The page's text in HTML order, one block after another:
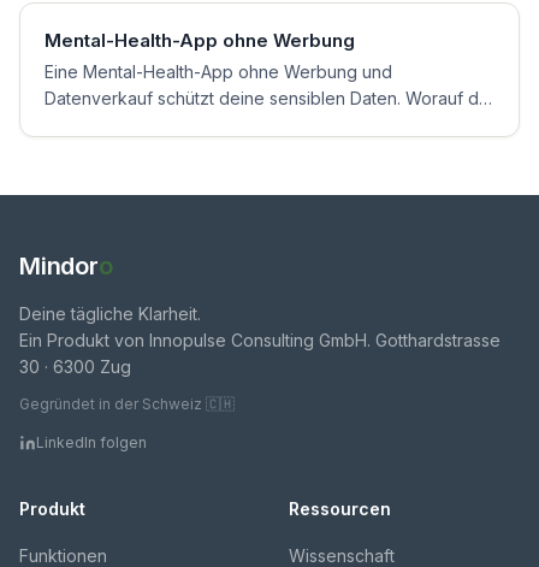
Mental-Health-App ohne Werbung
Eine Mental-Health-App ohne Werbung und
Datenverkauf schützt deine sensiblen Daten. Worauf du
Mindoro
Deine tägliche Klarheit.
Ein Produkt von Innopulse Consulting GmbH. Gotthardstrasse
30 · 6300 Zug
Gegründet in der Schweiz 🇨🇭
LinkedIn folgen
Produkt
Funktionen
Ressourcen
Wissenschaft